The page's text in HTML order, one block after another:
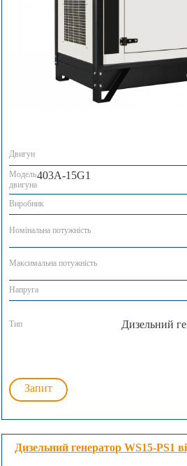
Двигун
Модель
двигуна
403A-15G1
Виробник
Номінальна потужність
Максимальна потужність
Напруга
Тип Дизельний
Запит
Дизельний генератор WS15-PS1